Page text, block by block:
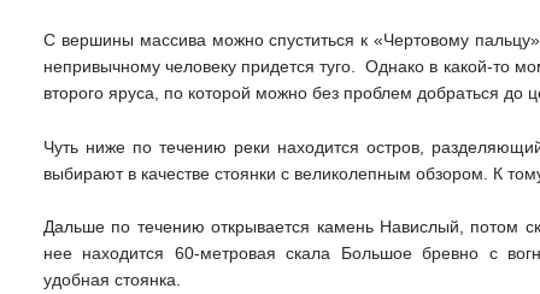
С вершины массива можно спуститься к «Чертовому
непривычному человеку придется туго. Однако в какой-то
второго яруса, по которой можно без проблем добраться до
Чуть ниже по течению реки находится остров,
выбирают в качестве стоянки с великолепным обзором. К
Дальше по течению открывается камень Навислый, потом
нее находится 60-метровая скала Большое бревно с
удобная стоянка.